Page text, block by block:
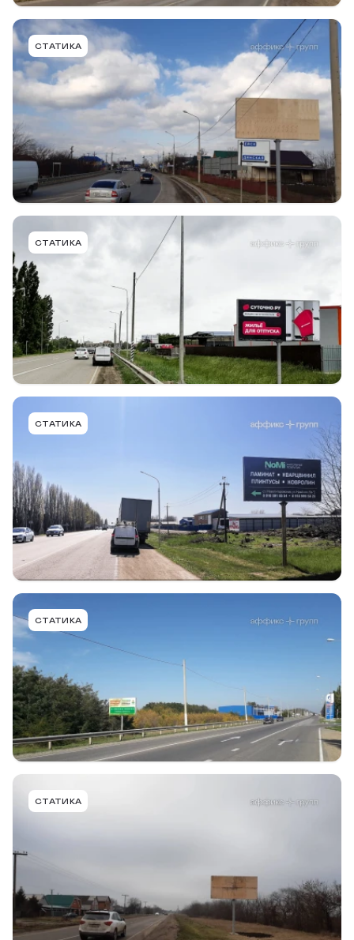
СТАТИКА
NVT003ABBMT
ст. Новотитаровская, Динской район, а-д
Краснодар - Ейск, 12+850 (справа), в ст.
Новотитаровская
Тип конструкции Размер
6,0 х 3,0м
Сторона
Подробнее В портфель
СТАТИКА
NVT002ABBMT
ст. Новотитаровская, Динской район, а-д
Краснодар - Ейск, 15+045 (слева), в г. Краснодар
Тип конструкции
Билборд
Размер
A
Подробнее В портфель
СТАТИКА
NVT004ABBMT
ст. Новотитаровская, Динской район, а-д
Новотитаровская
Тип конструкции
Билборд 6,0 х 3,0м
Сторона
A
Подробнее В портфель
СТАТИКА
NVT002BBBMT
ст. Новотитаровская, Динской район, а-д
Краснодар - Ейск, 15+045 (слева), в г. Тимашевск
Тип конструкции
Билборд
Подробнее В портфель
СТАТИКА
NVT006ABBMT
ст. Новотитаровская, Динской район, а-д
6,0 х 3,0м A
Подробнее В портфель